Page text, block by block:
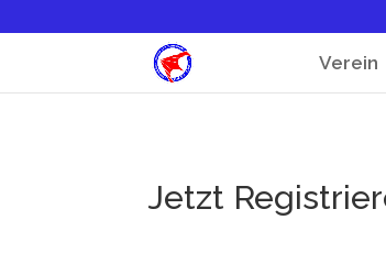
Verein
Jetzt